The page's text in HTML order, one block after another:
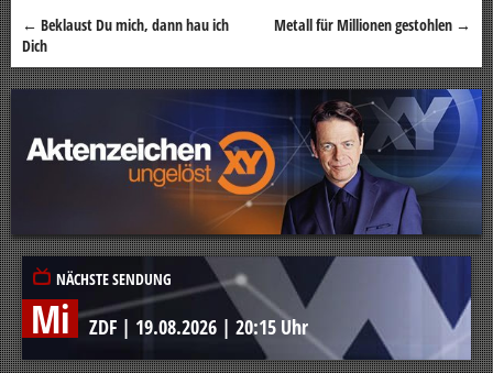
Beitragsnavigation
← Beklaust Du mich, dann hau ich
Dich
Metall für Millionen gestohlen →
NÄCHSTE SENDUNG
Mi ZDF | 19.08.2026 | 20:15 Uhr